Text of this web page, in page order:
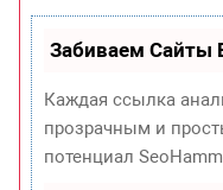
Забиваем Сайты
Каждая ссылка
прозрачным и
потенциал